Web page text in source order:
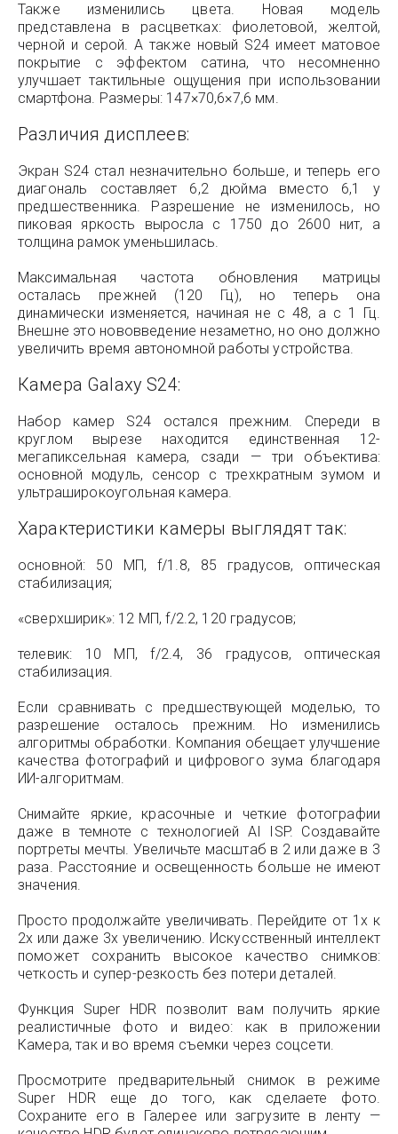
Также изменились цвета. Новая модель
представлена в расцветках: фиолетовой, желтой,
черной и серой. А также новый S24 имеет матовое
покрытие с эффектом сатина, что несомненно
улучшает тактильные ощущения при использовании
смартфона. Размеры: 147×70,6×7,6 мм.
Различия дисплеев:
Экран S24 стал незначительно больше, и теперь его
диагональ составляет 6,2 дюйма вместо 6,1 у
предшественника. Разрешение не изменилось, но
пиковая яркость выросла с 1750 до 2600 нит, а
толщина рамок уменьшилась.
Максимальная частота обновления матрицы
осталась прежней (120 Гц), но теперь она
динамически изменяется, начиная не с 48, а с 1 Гц.
Внешне это нововведение незаметно, но оно должно
увеличить время автономной работы устройства.
Камера Galaxy S24:
Набор камер S24 остался прежним. Спереди в
круглом вырезе находится единственная 12-
мегапиксельная камера, сзади — три объектива:
основной модуль, сенсор с трехкратным зумом и
ультраширокоугольная камера.
Характеристики камеры выглядят так:
основной: 50 МП, f/1.8, 85 градусов, оптическая
стабилизация;
«сверхширик»: 12 МП, f/2.2, 120 градусов;
телевик: 10 МП, f/2.4, 36 градусов, оптическая
стабилизация.
Если сравнивать с предшествующей моделью, то
разрешение осталось прежним. Но изменились
алгоритмы обработки. Компания обещает улучшение
качества фотографий и цифрового зума благодаря
ИИ-алгоритмам.
Снимайте яркие, красочные и четкие фотографии
даже в темноте с технологией AI ISP. Создавайте
портреты мечты. Увеличьте масштаб в 2 или даже в 3
раза. Расстояние и освещенность больше не имеют
значения.
Просто продолжайте увеличивать. Перейдите от 1x к
2x или даже 3x увеличению. Искусственный интеллект
поможет сохранить высокое качество снимков:
четкость и супер-резкость без потери деталей.
Функция Super HDR позволит вам получить яркие
реалистичные фото и видео: как в приложении
Камера, так и во время съемки через соцсети.
Просмотрите предварительный снимок в режиме
Super HDR еще до того, как сделаете фото.
Сохраните его в Галерее или загрузите в ленту —